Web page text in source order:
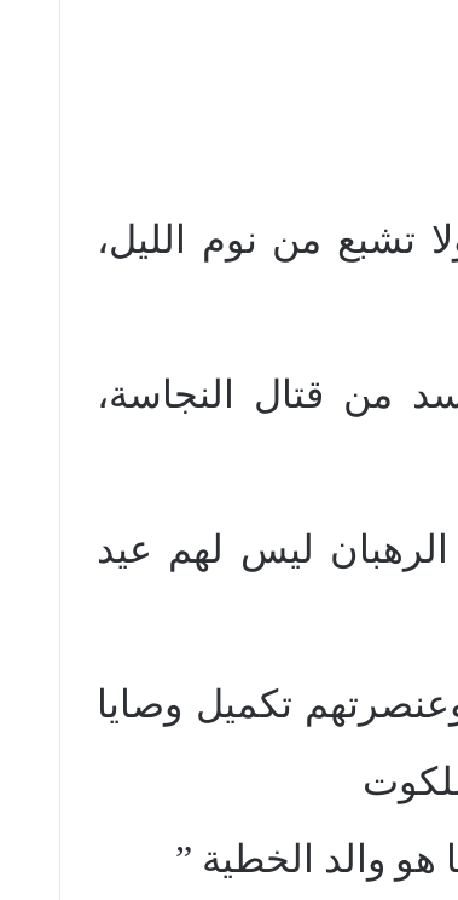
تشبع من نوم الليل،
من قتال النجاسة،
ليس لهم عيد
تكميل وصايا
هو والد الخطية ”